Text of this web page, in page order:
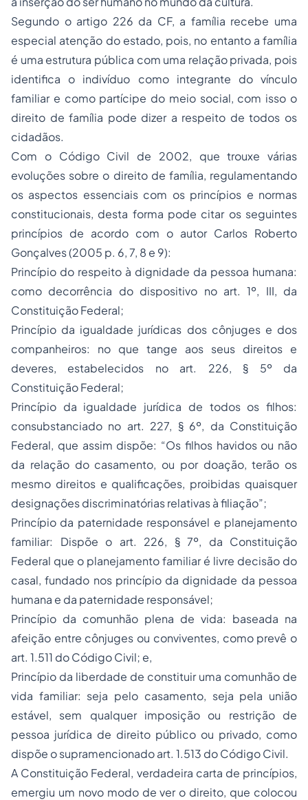
Segundo o artigo 226 da CF, a família recebe uma
especial atenção do estado, pois, no entanto a família
é uma estrutura pública com uma relação privada, pois
identifica o indivíduo como integrante do vínculo
familiar e como partícipe do meio social, com isso o
direito de família pode dizer a respeito de todos os
cidadãos.
Com o Código Civil de 2002, que trouxe várias
evoluções sobre o direito de família, regulamentando
os aspectos essenciais com os princípios e normas
constitucionais, desta forma pode citar os seguintes
princípios de acordo com o autor Carlos Roberto
Gonçalves (2005 p. 6, 7, 8 e 9):
Princípio do respeito à dignidade da pessoa humana:
como decorrência do dispositivo no art. 1º, III, da
Constituição Federal;
Princípio da igualdade jurídicas dos cônjuges e dos
companheiros: no que tange aos seus direitos e
deveres, estabelecidos no art. 226, § 5º da
Constituição Federal;
Princípio da igualdade jurídica de todos os filhos:
consubstanciado no art. 227, § 6º, da Constituição
Federal, que assim dispõe: “Os filhos havidos ou não
da relação do casamento, ou por doação, terão os
mesmo direitos e qualificações, proibidas quaisquer
designações discriminatórias relativas à filiação”;
Princípio da paternidade responsável e planejamento
familiar: Dispõe o art. 226, § 7º, da Constituição
Federal que o planejamento familiar é livre decisão do
casal, fundado nos princípio da dignidade da pessoa
humana e da paternidade responsável;
Princípio da comunhão plena de vida: baseada na
afeição entre cônjuges ou conviventes, como prevê o
art. 1.511 do Código Civil; e,
Princípio da liberdade de constituir uma comunhão de
vida familiar: seja pelo casamento, seja pela união
estável, sem qualquer imposição ou restrição de
pessoa jurídica de direito público ou privado, como
dispõe o supramencionado art. 1.513 do Código Civil.
A Constituição Federal, verdadeira carta de princípios,
emergiu um novo modo de ver o direito, que colocou